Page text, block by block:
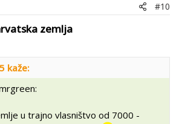
#10
zemlja
kaže:
u trajno vlasništvo od 7000 -